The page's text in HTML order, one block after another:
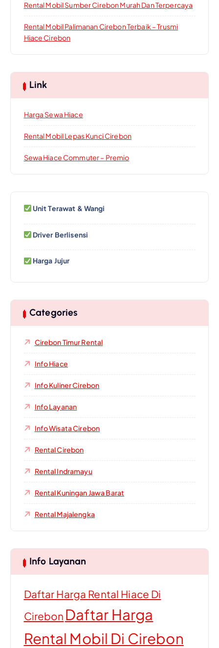
Rental Mobil Sumber Cirebon Murah Dan Terpercaya
Rental Mobil Palimanan Cirebon Terbaik – Trusmi
Hiace Cirebon
Link
Harga Sewa Hiace
Rental Mobil Lepas Kunci Cirebon
Sewa Hiace Commuter – Premio
Unit Terawat & Wangi
Driver Berlisensi
Harga Jujur
Categories
Cirebon Timur Rental
Info Hiace
Info Kuliner Cirebon
Info Layanan
Info Wisata Cirebon
Rental Cirebon
Rental Indramayu
Rental Kuningan Jawa Barat
Rental Majalengka
Info Layanan
Daftar Harga Rental Hiace Di
Cirebon Daftar Harga
Rental Mobil Di Cirebon